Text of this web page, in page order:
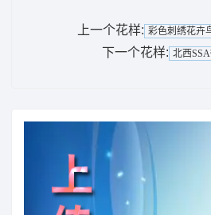
上一个花样: 彩色刺绣花卉
下一个花样: 北西